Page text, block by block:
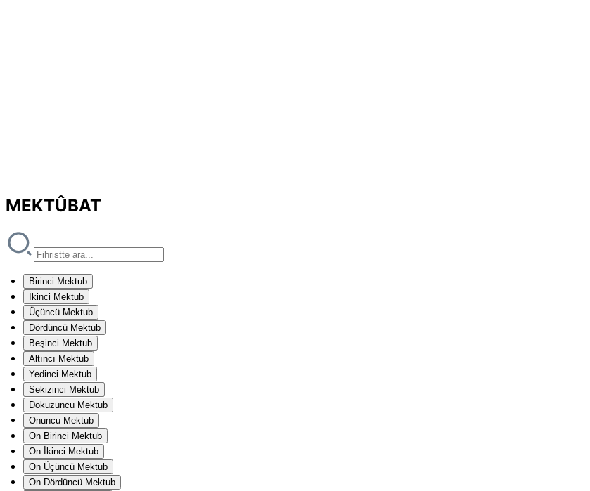
MEKTÛBAT
Birinci Mektub
İkinci Mektub
Üçüncü Mektub
Dördüncü Mektub
Beşinci Mektub
Altıncı Mektub
Yedinci Mektub
Sekizinci Mektub
Dokuzuncu Mektub
Onuncu Mektub
On Birinci Mektub
On İkinci Mektub
On Üçüncü Mektub
On Dördüncü Mektub